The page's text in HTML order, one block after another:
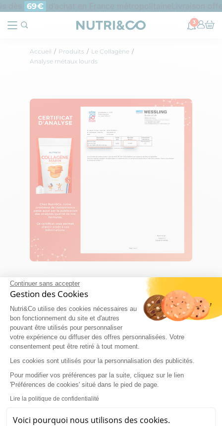
Continuer sans accepter
Gestion des Cookies
Nutri&Co utilise des cookies nécessaires au
bon fonctionnement du site et d'autres
pouvant être utilisés pour personnaliser
votre expérience ou diffuser des offres personnalisées. Votre
consentement peut être retiré à tout moment.
Les cookies sont utilisés pour la personnalisation des publicités.
Pour modifier vos préférences par la suite, cliquez sur le lien
'Préférences de cookies' situé dans le pied de page.
Lire la politique de confidentialité
Voici pourquoi nous utilisons des cookies.
69€
3
Accueil Produits
Le Collagène
Analyse métaux lourds